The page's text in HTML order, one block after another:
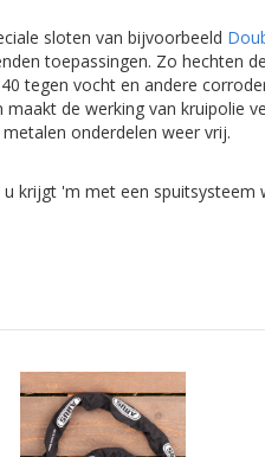
sloten van bijvoorbeeld
toepassingen. Zo hechten
tegen vocht en andere
de werking van kruipolie
onderdelen weer vrij.
u krijgt 'm met een spuitsysteem